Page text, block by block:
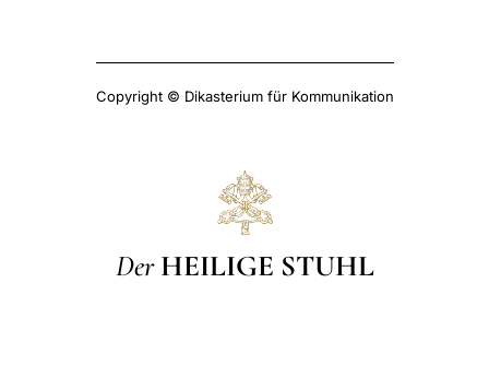
Copyright © Dikasterium für Kommunikation
Der HEILIGE STUHL